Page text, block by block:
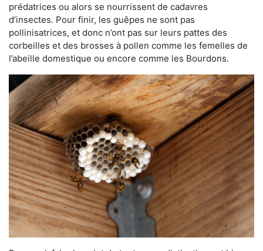
prédatrices ou alors se nourrissent de cadavres
d’insectes. Pour finir, les guêpes ne sont pas
pollinisatrices, et donc n’ont pas sur leurs pattes des
corbeilles et des brosses à pollen comme les femelles de
l’abeille domestique ou encore comme les Bourdons.